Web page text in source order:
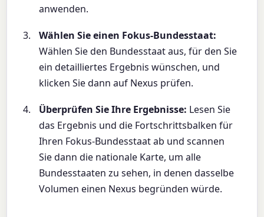
anwenden.
Wählen Sie einen Fokus-Bundesstaat:
Wählen Sie den Bundesstaat aus, für den Sie
ein detailliertes Ergebnis wünschen, und
klicken Sie dann auf Nexus prüfen.
Überprüfen Sie Ihre Ergebnisse: Lesen Sie
das Ergebnis und die Fortschrittsbalken für
Ihren Fokus-Bundesstaat ab und scannen
Sie dann die nationale Karte, um alle
Bundesstaaten zu sehen, in denen dasselbe
Volumen einen Nexus begründen würde.